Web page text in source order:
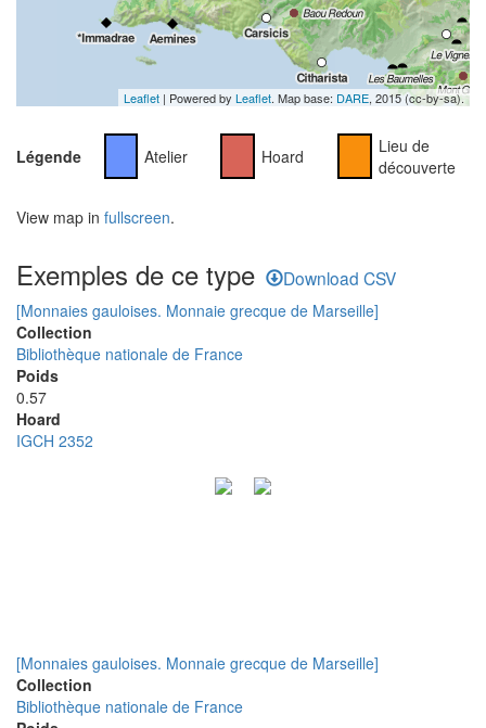
Leaflet | Powered by Leaflet. Map base: DARE, 2015 (cc-by-sa).
Légende Atelier Hoard
Lieu de
découverte
View map in fullscreen.
Exemples de ce type Download CSV
[Monnaies gauloises. Monnaie grecque de Marseille]
Collection
Bibliothèque nationale de France
Poids
0.57
Hoard
IGCH 2352
[Monnaies gauloises. Monnaie grecque de Marseille]
Collection
Bibliothèque nationale de France